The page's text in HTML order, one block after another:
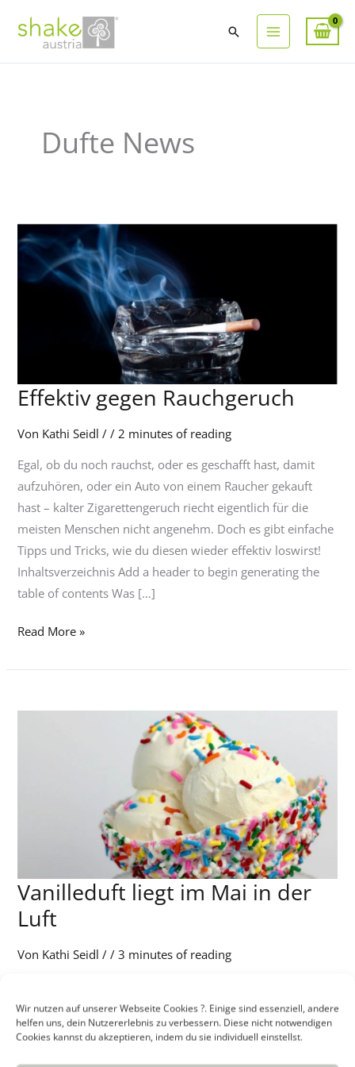
Wir nutzen auf unserer Webseite Cookies ?. Einige sind essenziell, andere
helfen uns, dein Nutzererlebnis zu verbessern. Diese nicht notwendigen
Cookies kannst du akzeptieren, indem du sie individuell einstellst.
Suchen
Dufte News
Effektiv gegen Rauchgeruch
Von Kathi Seidl// 2 minutes of reading
Egal, ob du noch rauchst, oder es geschafft hast, damit
aufzuhören, oder ein Auto von einem Raucher gekauft
hast – kalter Zigarettengeruch riecht eigentlich für die
meisten Menschen nicht angenehm. Doch es gibt einfache
Tipps und Tricks, wie du diesen wieder effektiv loswirst!
Inhaltsverzeichnis Add a header to begin generating the
table of contents Was […]
Effektiv
Rauchgeruch
Read More »
Vanilleduft liegt im Mai in der
Luft
Von Kathi Seidl//3 minutes of reading
umsonst viele Menschen. Ihre ätherischen Öle besitzen
ganz besondere Wirkstoffen. Wir haben eine kurze
Vanilleduft
liegt
im
Mai
Luft